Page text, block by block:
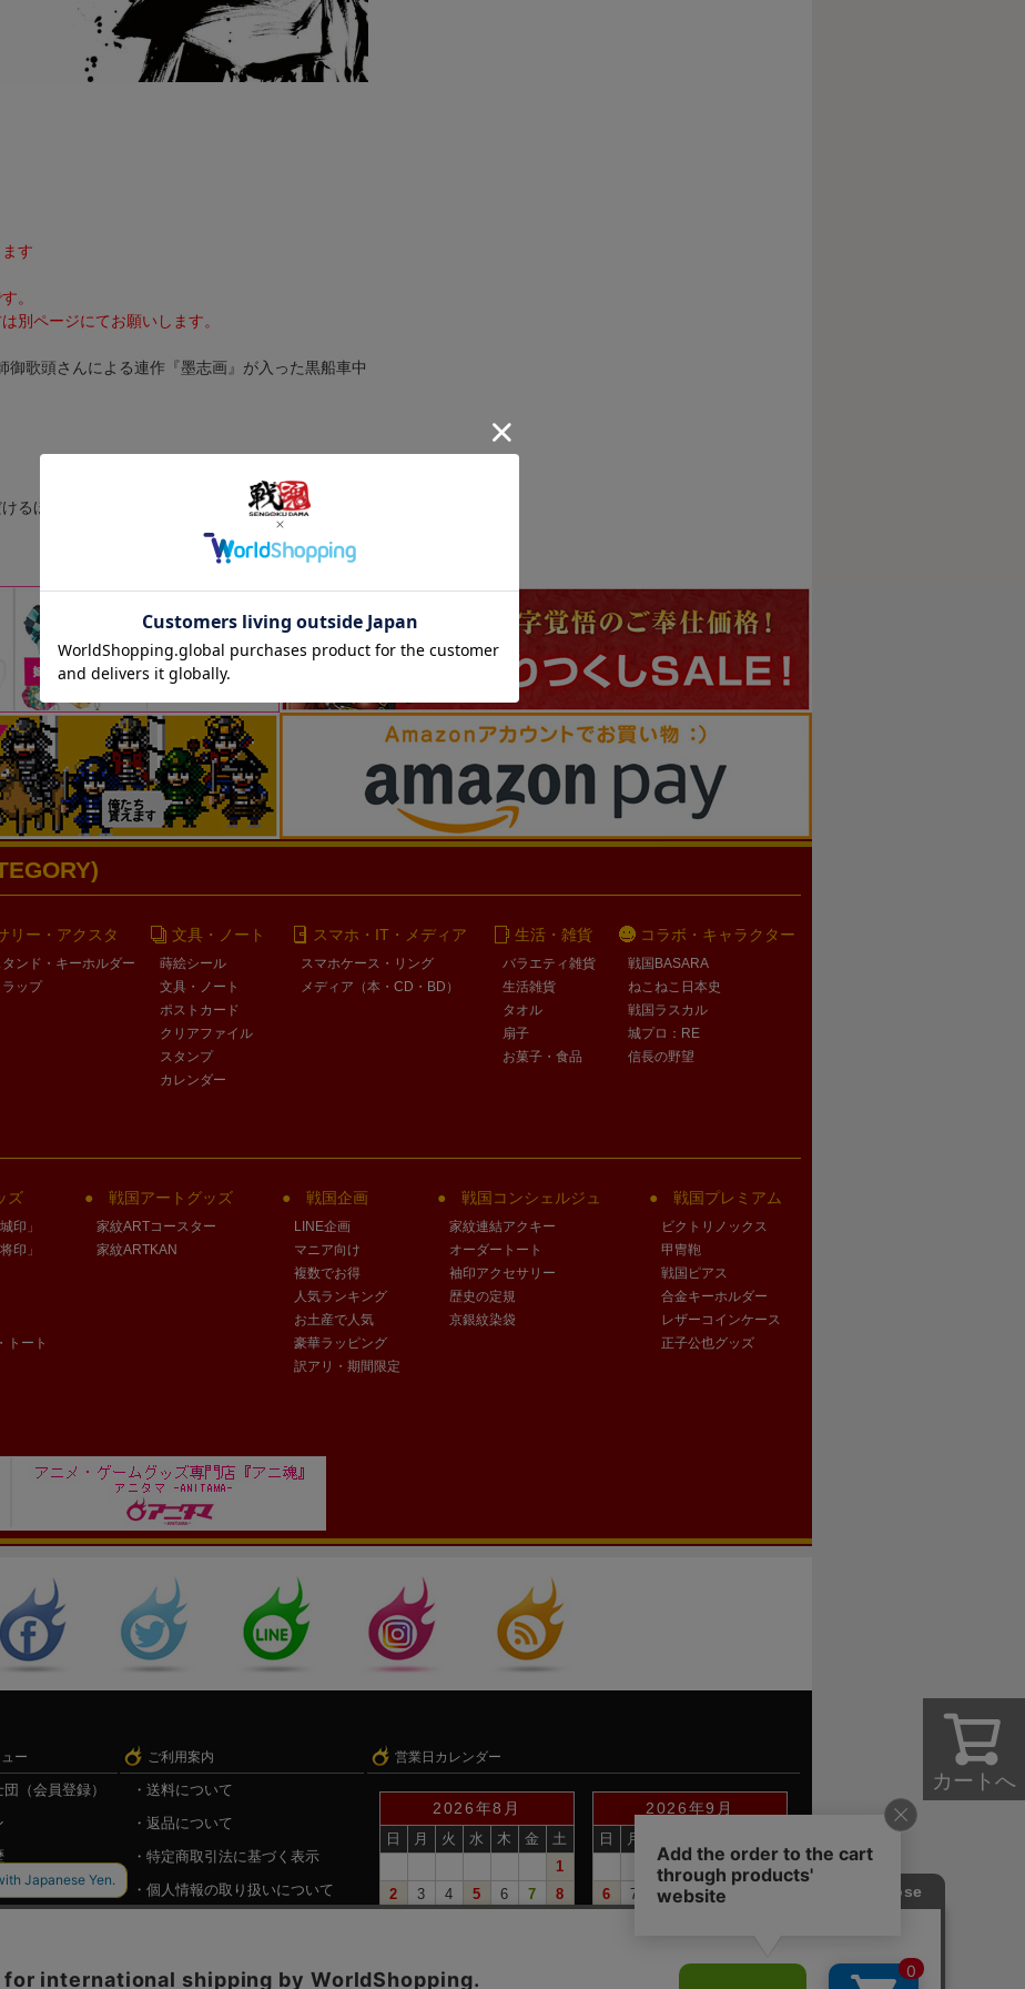
カートへ
す
。
別ページにてお願いします。
御歌頭さんによる連作『墨志画』が入った黒船車中
るほか、ポストカードサイズのフレームに入れて
リー・アクスタ
ンド・キーホルダー
ップ
文具・ノート
蒔絵シール
文具・ノート
ポストカード
クリアファイル
スタンプ
カレンダー
スマホ・IT・メディア
スマホケース・リング
メディア（本・CD・BD）
生活・雑貨
バラエティ雑貨
生活雑貨
タオル
扇子
お菓子・食品
コラボ・キャラクター
戦国BASARA
ねこねこ日本史
戦国ラスカル
城プロ：RE
信長の野望
ズ
印」
印」
トート
戦国アートグッズ
家紋ARTコースター
家紋ARTKAN
戦国企画
LINE企画
マニア向け
複数でお得
人気ランキング
お土産で人気
豪華ラッピング
訳アリ・期間限定
戦国コンシェルジュ
家紋連結アクキー
オーダートート
袖印アクセサリー
歴史の定規
京銀紋染袋
戦国プレミアム
ビクトリノックス
甲冑鞄
戦国ピアス
合金キーホルダー
レザーコインケース
正子公也グッズ
ー
（会員登録）
ご利用案内
送料について
返品について
特定商取引法に基づく表示
個人情報の取り扱いについて
営業日カレンダー
2026年8月
日 月 火 水 木 金
土
1
2
3 4 5 6 7
8
23
24 25 26
2026年9月
日 月
1
3
5
6
7 8 9 10